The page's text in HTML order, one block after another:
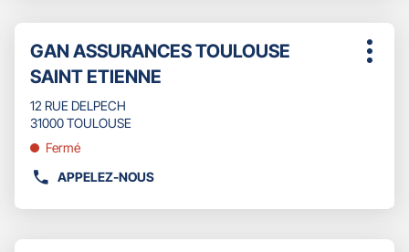
DE
TÉLÉPHONE
DU
POINT
DE
VENTE
GAN
ASSURANCES
SAINT-
AFFRIQUE
-
ANTOINE
sur
touche
ENTRÉE
pour
plus
amples
informations
Point
de
vente
:
GAN ASSURANCES TOULOUSE
SAINT ETIENNE
12 RUE DELPECH
31000 TOULOUSE
Fermé
APPELEZ-NOUS
AFFICHER
DE
Plus